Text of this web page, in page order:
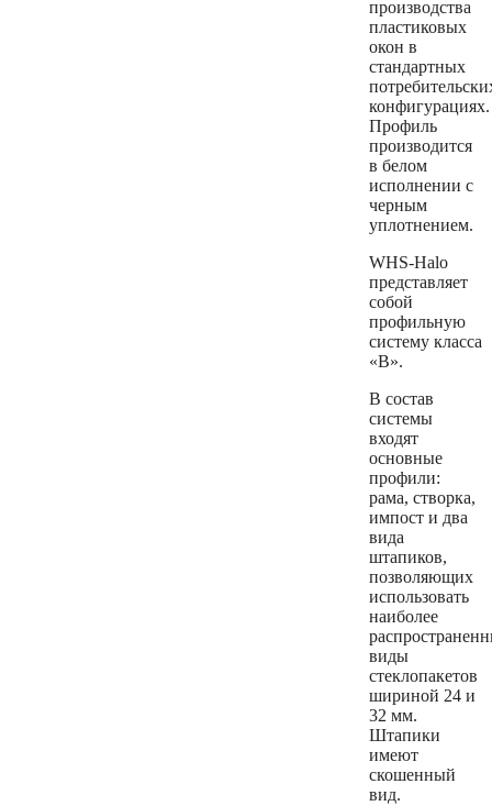
производства
пластиковых
окон в
стандартных
конфигурациях.
Профиль
производится
в белом
исполнении с
черным
уплотнением.
WHS-Halo
представляет
собой
профильную
систему класса
«B».
В состав
системы
входят
основные
профили:
рама, створка,
импост и два
вида
штапиков,
позволяющих
использовать
наиболее
виды
стеклопакетов
шириной 24 и
32 мм.
Штапики
имеют
скошенный
вид.